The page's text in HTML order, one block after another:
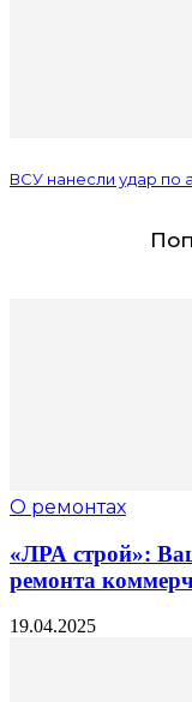
ВСУ нанесли удар по
О ремонтах
«ЛРА строй»:
ремонта
19.04.2025